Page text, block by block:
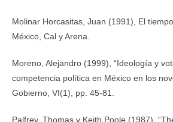
Molinar Horcasitas, Juan (1991), El
México, Cal y Arena.
Moreno, Alejandro (1999), “Ideología y
competencia política en México en los
Gobierno, VI(1), pp. 45-81.
Palfrey, Thomas y Keith Poole (1987),